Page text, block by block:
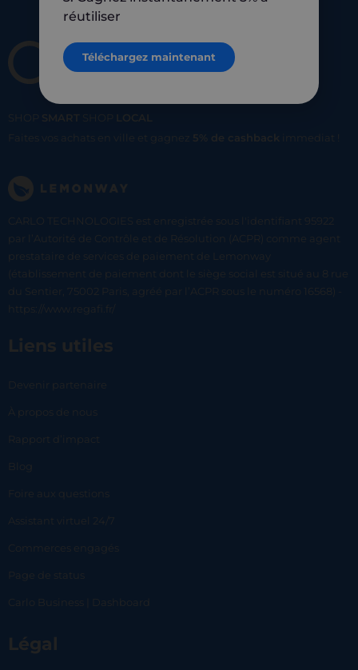
SHOP SMART SHOP
LOCAL
Faites vos achats en ville et gagnez 5% de cashback immediat !
CARLO TECHNOLOGIES est enregistrée sous l'identifiant 95922
par l’Autorité de Contrôle et de Résolution (ACPR) comme agent
prestataire de services de paiement de Lemonway
(établissement de paiement dont le siège social est situé au 8 rue
du Sentier, 75002 Paris, agréé par l’ACPR sous le numéro 16568) -
https://www.regafi.fr/
Liens utiles
Devenir partenaire
À propos de nous
Rapport d’impact
Blog
Foire aux questions
Assistant virtuel 24/7
Commerces engagés
Page de status
Carlo Business | Dashboard
Légal
réutiliser
Téléchargez maintenant